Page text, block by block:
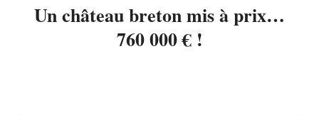
Un château breton mis à prix…
760 000 € !